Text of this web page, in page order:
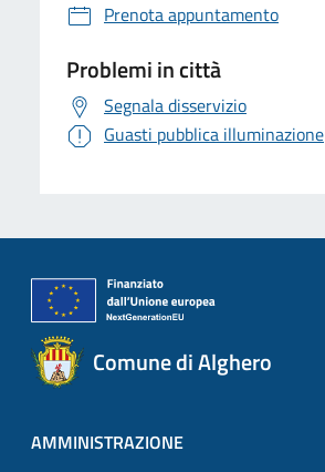
Prenota appuntamento
Problemi in città
Segnala disservizio
Guasti pubblica illuminazione
Comune di Alghero
AMMINISTRAZIONE